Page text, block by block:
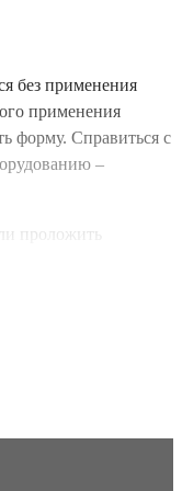
без применения
применения
форму. Справиться с
–
проложить
Чтобы получить